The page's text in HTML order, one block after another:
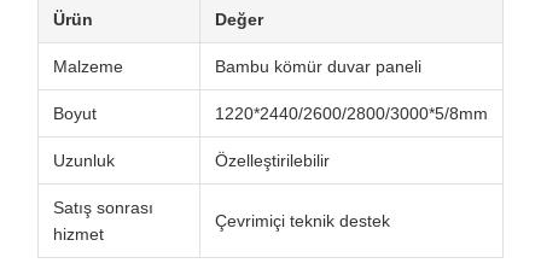
Ürün Değer
Malzeme Bambu kömür duvar paneli
Boyut 1220*2440/2600/2800/3000*5/8mm
Uzunluk Özelleştirilebilir
Satış sonrası
hizmet
Çevrimiçi teknik destek